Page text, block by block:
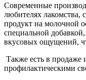
Современные
любителях лакомства,
продукт на молочной
специальной
вкусовых ощущений,
Также есть в продаже
профилактическими